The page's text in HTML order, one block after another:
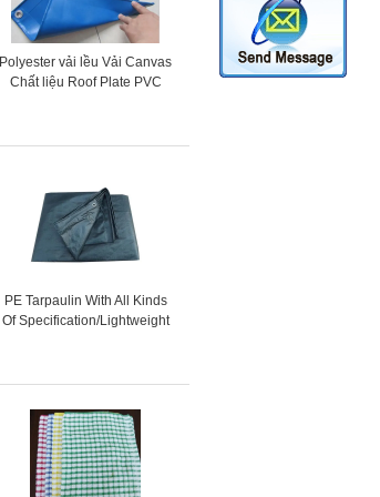
Polyester vải lều Vải Canvas
Chất liệu Roof Plate PVC
PE Tarpaulin With All Kinds
Of Specification/Lightweight